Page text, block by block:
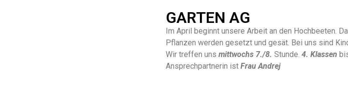
GARTEN AG
Im April beginnt unsere Arbeit an den Hochbeeten.
Pflanzen werden gesetzt und gesät. Bei uns sind
Wir treffen unsmittwochs 7./8. Stunde.4. Klassen
Ansprechpartnerin istFrau Andrej